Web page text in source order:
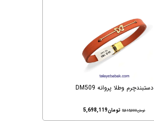
دستبندچرم وطلا پروانه DM509
تومان5,815,000 تومان5,698,119